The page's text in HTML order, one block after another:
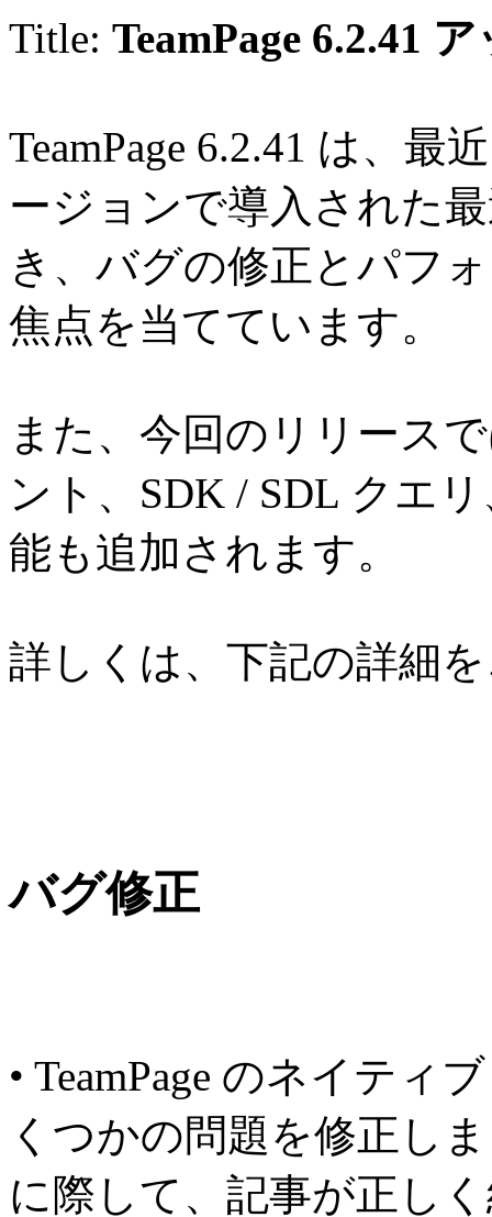
Title: TeamPage 6.2.41
TeamPage 6.2.41 は、最
ージョンで導入された
き、バグの修正とパフ
焦点を当てています。
また、今回のリリース
ント、SDK / SDL クエ
能も追加されます。
詳しくは、下記の詳細
バグ修正
• TeamPage のネイティ
くつかの問題を修正し
に際して、記事が正し